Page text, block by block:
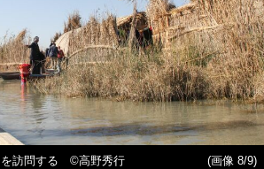
を訪問する ©高野秀行
(画像 8/9)